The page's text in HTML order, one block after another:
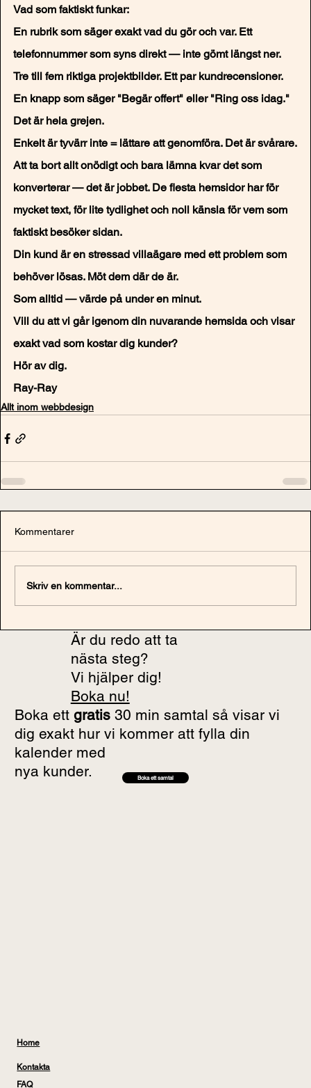
Är du redo att ta
nästa steg?
Vi hjälper dig!
Boka nu!
Boka ett gratis30 min samtal så visar vi
dig exakt hur vi kommer att fylla din
kalender med
nya kunder.
Boka ett samtal
Vad som faktiskt funkar:
En rubrik som säger exakt vad du gör och var. Ett
telefonnummer som syns direkt — inte gömt längst ner.
Tre till fem riktiga projektbilder. Ett par kundrecensioner.
En knapp som säger "Begär offert" eller "Ring oss idag."
Det är hela grejen.
Enkelt är tyvärr inte = lättare att genomföra. Det är svårare.
Att ta bort allt onödigt och bara lämna kvar det som
konverterar — det är jobbet. De flesta hemsidor har för
mycket text, för lite tydlighet och noll känsla för vem som
faktiskt besöker sidan.
Din kund är en stressad villaägare med ett problem som
behöver lösas. Möt dem där de är.
Som alltid — värde på under en minut.
Vill du att vi går igenom din nuvarande hemsida och visar
exakt vad som kostar dig kunder?
Hör av dig.
Ray-Ray
Allt inom webbdesign
Kommentarer
Skriv en kommentar...
Home
Kontakta
FAQ